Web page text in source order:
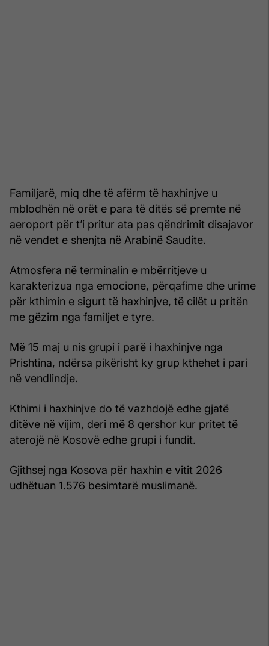
Familjarë, miq dhe të afërm të haxhinjve u
mblodhën në orët e para të ditës së premte në
aeroport për t’i pritur ata pas qëndrimit disajavor
në vendet e shenjta në Arabinë Saudite.
Atmosfera në terminalin e mbërritjeve u
karakterizua nga emocione, përqafime dhe urime
për kthimin e sigurt të haxhinjve, të cilët u pritën
me gëzim nga familjet e tyre.
Më 15 maj u nis grupi i parë i haxhinjve nga
Prishtina, ndërsa pikërisht ky grup kthehet i pari
në vendlindje.
Kthimi i haxhinjve do të vazhdojë edhe gjatë
ditëve në vijim, deri më 8 qershor kur pritet të
aterojë në Kosovë edhe grupi i fundit.
Gjithsej nga Kosova për haxhin e vitit 2026
udhëtuan 1.576 besimtarë muslimanë.